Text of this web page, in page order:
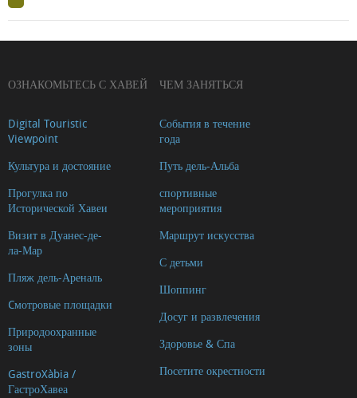
ОЗНАКОМЬТЕСЬ С ХАВЕЙ
Digital Touristic
Viewpoint
Культура и достояние
Прогулка по
Исторической Хавеи
Визит в Дуанес-де-
ла-Мар
Пляж дель-Ареналь
Cмотровые площадки
Природоохранные
зоны
GastroXàbia /
ГастроХавеа
ЧЕМ ЗАНЯТЬСЯ
События в течение
года
Путь дель-Альба
спортивные
мероприятия
Маршрут искусства
С детьми
Шоппинг
Досуг и развлечения
Здоровье & Спа
Посетите окрестности